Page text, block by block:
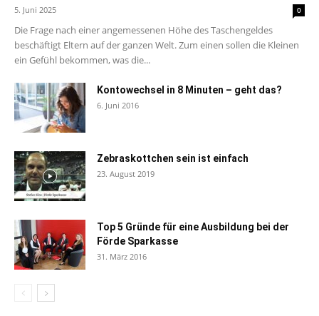
5. Juni 2025 0
Die Frage nach einer angemessenen Höhe des Taschengeldes
beschäftigt Eltern auf der ganzen Welt. Zum einen sollen die Kleinen
ein Gefühl bekommen, was die...
Kontowechsel in 8 Minuten – geht das?
6. Juni 2016
Zebraskottchen sein ist einfach
23. August 2019
Top 5 Gründe für eine Ausbildung bei der
Förde Sparkasse
31. März 2016